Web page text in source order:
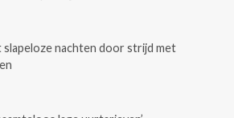
nachten door strijd met